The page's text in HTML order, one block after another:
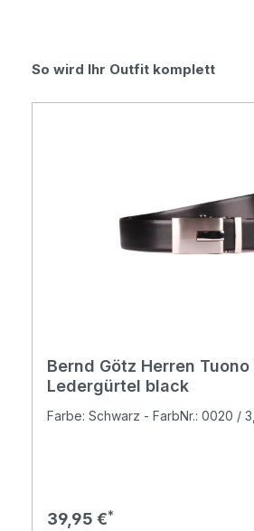
Produktgalerie überspringen
So wird Ihr Outfit komplett
Bernd Götz Herren
Ledergürtel black
Farbe: Schwarz - FarbNr.: 0020 /
Regulärer Preis:
39,95 €